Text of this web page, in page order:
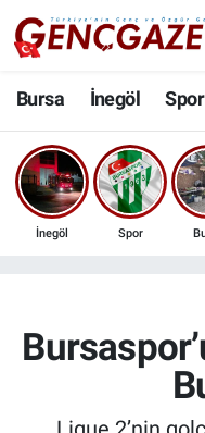
Bursa İnegöl Spor
İnegöl Spor
Bursa
İnegöl
3.SAYFA
Ekonomi
Güncel
Nöbetçi Eczaneler
Hava Durumu
Trafik Durumu
Son Dakika
Haber Arşivi